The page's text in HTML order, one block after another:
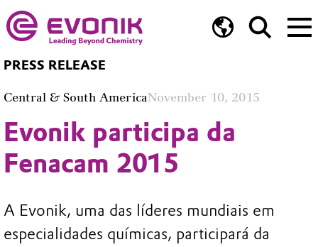
PRESS RELEASE
Central & South AmericaNovember 10, 2015
Evonik participa da
Fenacam 2015
A Evonik, uma das líderes mundiais em
especialidades químicas, participará da